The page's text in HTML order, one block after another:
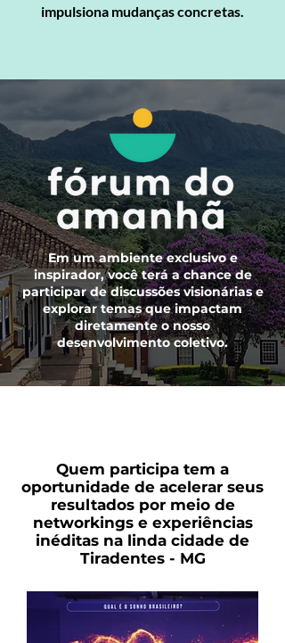
impulsiona mudanças concretas.
Em um ambiente exclusivo e
inspirador, você terá a chance de
participar de discussões visionárias e
explorar temas que impactam
diretamente o nosso
desenvolvimento coletivo.
Quem participa tem a
oportunidade de acelerar seus
resultados por meio de
networkings e experiências
inéditas na linda cidade de
Tiradentes - MG